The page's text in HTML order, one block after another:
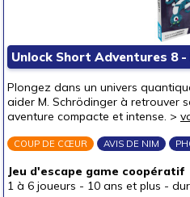
Unlock Short Adventures 8
Plongez dans un univers
aider M. Schrödinger à retrouver
aventure compacte et intense. >
COUP DE CŒUR AVIS DE NIM
Jeu d'escape game coopératif
1 à 6 joueurs - 10 ans et plus -